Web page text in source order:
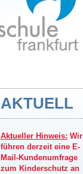
AKTUELL
Aktueller Hinweis: Wir
führen derzeit eine E-
Mail-Kundenumfrage
zum Kinderschutz an